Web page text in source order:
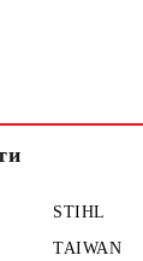
STIHL
TAIWAN